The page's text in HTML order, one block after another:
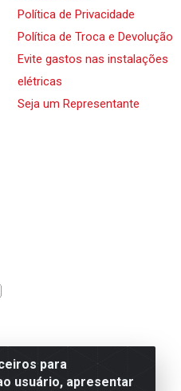
para
usuário, apresentar
Política de Privacidade
Política de Troca e Devolução
Evite gastos nas instalações
elétricas
Seja um Representante